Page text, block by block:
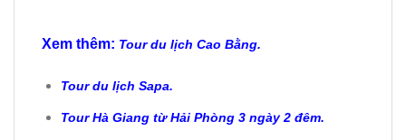
Xem thêm: Tour du lịch Cao Bằng.
Tour du lịch Sapa.
Tour Hà Giang từ Hải Phòng 3 ngày 2 đêm.